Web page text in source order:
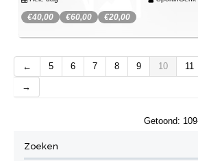
€40,00 €60,00 €20,00
boeken.
Je kan je wel inschrijven op de wachtlijst.
Wachtlijst
← 5 6 7 8 9 10 11
→
Getoond:
Zoeken